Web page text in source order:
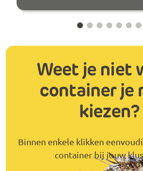
Weet je niet
container je
kiezen?
Binnen enkele klikken
container bij jouw